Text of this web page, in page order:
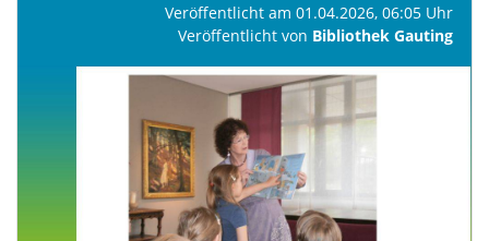
Veröffentlicht am 01.04.2026, 06:05 Uhr
Veröffentlicht von Bibliothek Gauting